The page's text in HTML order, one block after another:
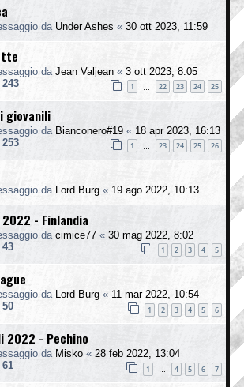
da Under Ashes « 30 ott 2023, 11:59
da Jean Valjean « 3 ott 2023, 8:05
243 1 22 23 24 25
giovanili
da Bianconero#19 « 18 apr 2023, 16:13
253 1 23 24 25 26
da Lord Burg « 19 ago 2022, 10:13
- Finlandia
da cimice77 « 30 mag 2022, 8:02
43 1 2 3 4 5
da Lord Burg « 11 mar 2022, 10:54
50 1 2 3 4 5 6
2022 - Pechino
da Misko « 28 feb 2022, 13:04
61 1 … 4 5 6 7